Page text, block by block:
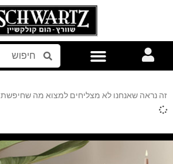
זה נראה שאנחנו לא מצליחים למצוא מה שחיפשת.